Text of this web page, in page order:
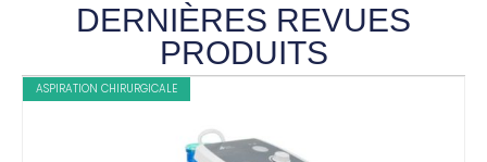
DERNIÈRES REVUES
PRODUITS
ASPIRATION CHIRURGICALE